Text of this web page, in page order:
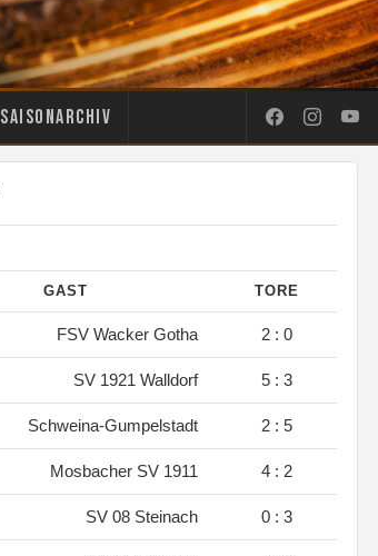
Saisonarchiv
GAST TORE
FSV Wacker Gotha 2 : 0
SV 1921 Walldorf 5 : 3
Schweina-Gumpelstadt 2 : 5
Mosbacher SV 1911 4 : 2
SV 08 Steinach 0 : 3